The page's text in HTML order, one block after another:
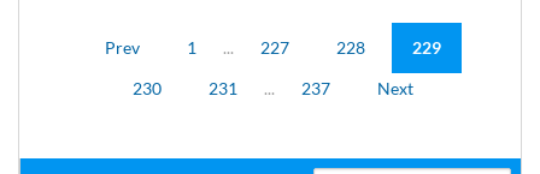
Prev 1 ... 227 228
229
230
231 ... 237 Next